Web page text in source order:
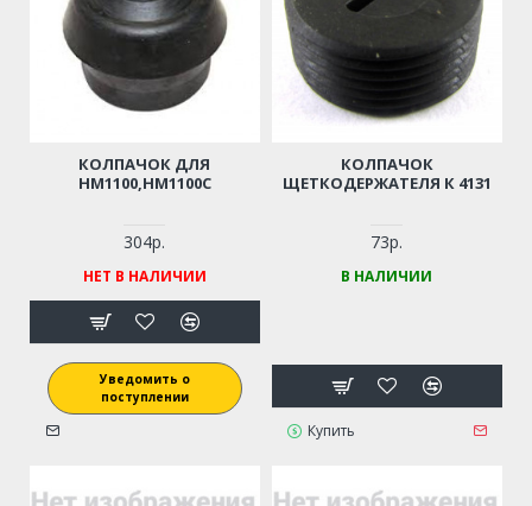
КОЛПАЧОК ДЛЯ
HM1100,HM1100C
304р.
НЕТ В НАЛИЧИИ
Уведомить о
поступлении
КОЛПАЧОК
ЩЕТКОДЕРЖАТЕЛЯ К 4131
73р.
В НАЛИЧИИ
Купить